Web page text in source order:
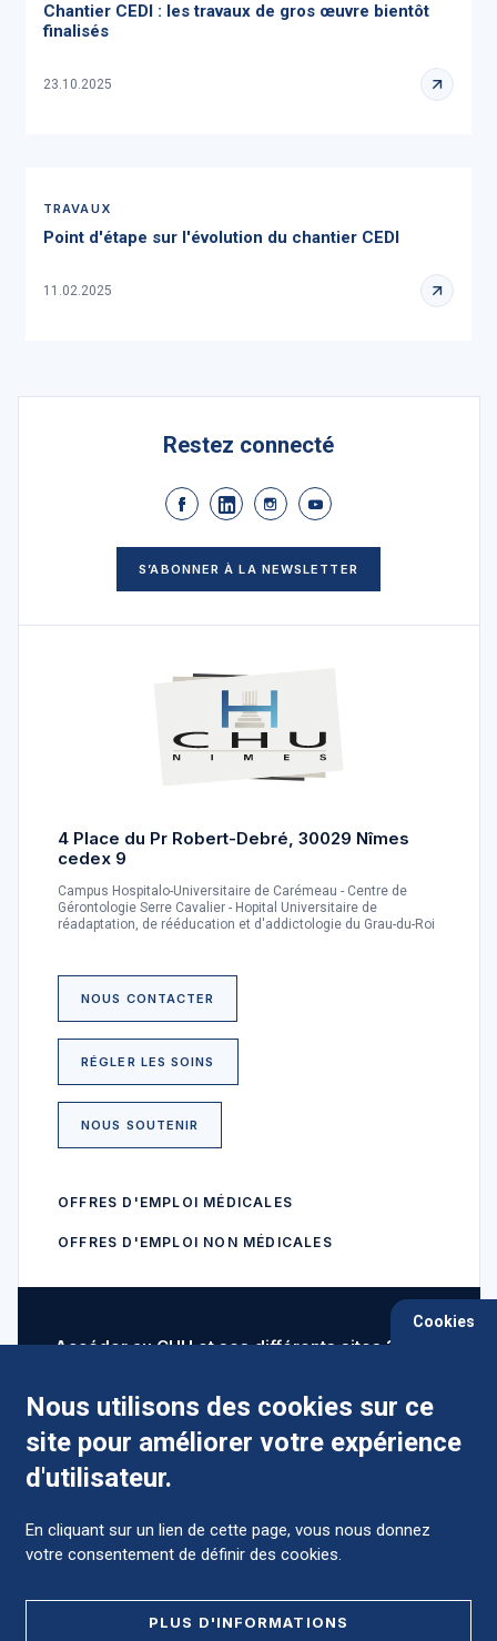
Chantier CEDI : les travaux de gros œuvre bientôt
finalisés
23.10.2025
TRAVAUX
Point d'étape sur l'évolution du chantier CEDI
11.02.2025
Restez connecté
S’ABONNER À LA NEWSLETTER
4 Place du Pr Robert-Debré, 30029 Nîmes
cedex 9
Campus Hospitalo-Universitaire de Carémeau - Centre de
Gérontologie Serre Cavalier - Hopital Universitaire de
réadaptation, de rééducation et d'addictologie du Grau-du-Roi
NOUS CONTACTER
RÉGLER LES SOINS
NOUS SOUTENIR
OFFRES D'EMPLOI MÉDICALES
OFFRES D'EMPLOI NON MÉDICALES
Accéder au CHU et ses différents sites ?
Comment préparer mon hospitalisation ?
Cookies
Nous utilisons des cookies sur ce
site pour améliorer votre expérience
d'utilisateur.
En cliquant sur un lien de cette page, vous nous donnez
votre consentement de définir des cookies.
PLUS D'INFORMATIONS